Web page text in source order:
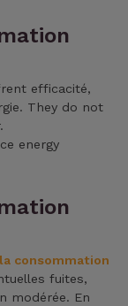
efficacité,
They do not
energy
consommation
fuites,
modérée. En